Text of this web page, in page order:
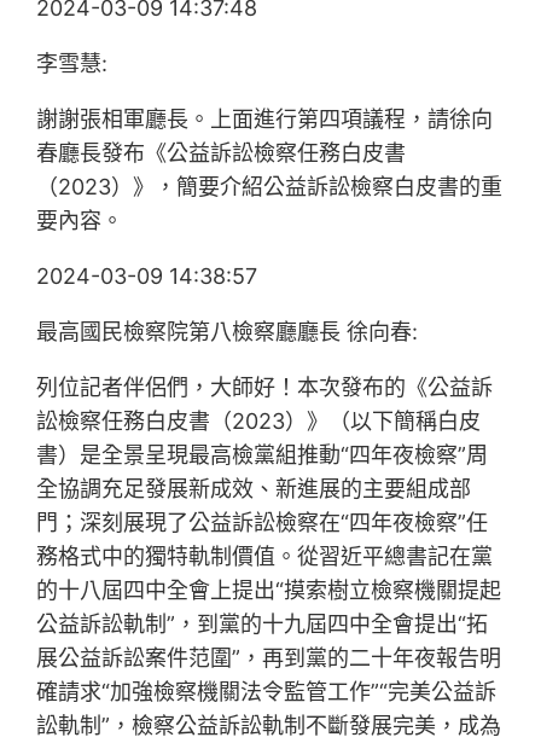
2024-03-09 14:37:48
李雪慧:
謝謝張相軍廳長。上面進行第四項議程，請徐向
春廳長發布《公益訴訟檢察任務白皮書
（2023）》，簡要介紹公益訴訟檢察白皮書的重
要內容。
2024-03-09 14:38:57
最高國民檢察院第八檢察廳廳長 徐向春:
列位記者伴侶們，大師好！本次發布的《公益訴
訟檢察任務白皮書（2023）》（以下簡稱白皮
書）是全景呈現最高檢黨組推動“四年夜檢察”周
全協調充足發展新成效、新進展的主要組成部
門；深刻展現了公益訴訟檢察在“四年夜檢察”任
務格式中的獨特軌制價值。從習近平總書記在黨
的十八屆四中全會上提出“摸索樹立檢察機關提起
公益訴訟軌制”，到黨的十九屆四中全會提出“拓
展公益訴訟案件范圍”，再到黨的二十年夜報告明
確請求“加強檢察機關法令監管工作”“完美公益訴
訟軌制”，檢察公益訴訟軌制不斷發展完美，成為